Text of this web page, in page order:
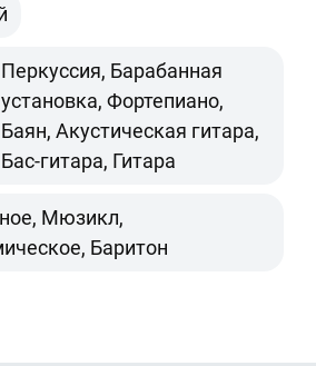
Перкуссия, Барабанная
установка, Фортепиано,
Баян, Акустическая гитара,
Бас-гитара, Гитара
Мюзикл,
Баритон